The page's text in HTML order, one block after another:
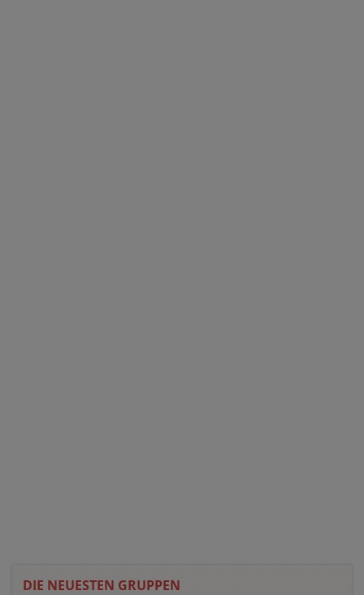
DIE NEUESTEN GRUPPEN